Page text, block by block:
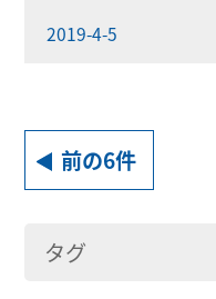
2019-4-5
前の6件
タグ